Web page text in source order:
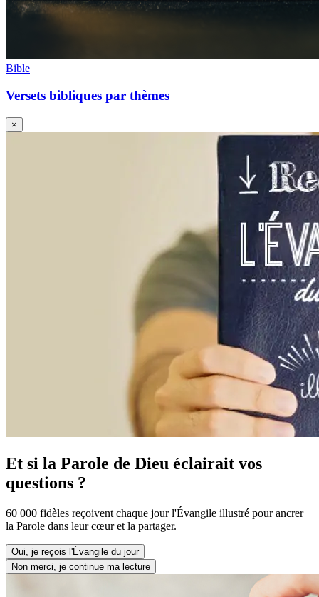
Bible
Versets bibliques par thèmes
×
Et si la Parole de Dieu éclairait vos
questions ?
60 000 fidèles reçoivent chaque jour l'Évangile illustré pour ancrer
la Parole dans leur cœur et la partager.
Oui, je reçois l'Évangile du jour
Non merci, je continue ma lecture